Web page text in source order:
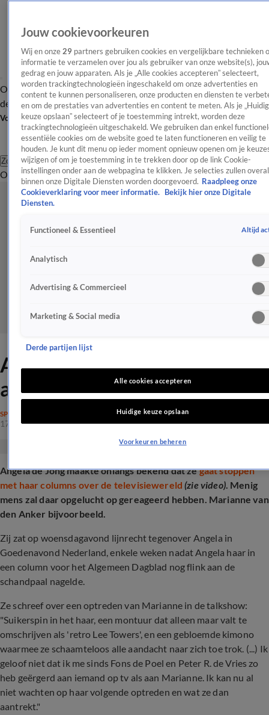
OverzichtAfleveringen Entertainment TV Algemeen
Tip
de redactieNieuwsbrief
Volg Shownieuws
Zoeken
OverzichtEntertainmentSpraakmakendRealityCrimeVideo's
Angela de Jong live op tv
aangevallen na harde column
SPRAAKMAKEND
17 juli 2025, 18:50
Angela de Jong maakte onlangs bekend dat zegaat stoppen
met haar columns over de televisiewereld (zie video). Menig
mens zal daar opgelucht op gereageerd hebben. Marianne van
den Anker bijvoorbeeld.
Zij zat op woensdagavond lijnrecht tegenover Angela in
Goedenavond Nederland, enkele weken nadat Angela haar in
een column voor het Algemeen Dagblad nog flink aan de
schandpaal nagelde.
Ze schreef over een optreden van Marianne in de talkshow:
"Suikerspin in het haar, een montuur dat alleen maar valt te
omschrijven als 'retro Lee Towers', en een gebloemde kimono
waarmee ze schaamteloos alle aandacht naar zich toe trok. (...) Ik
geloof niet dat ik me sinds Fons de Poel en Peter R. de Vries zo
heb geërgerd aan iemand op tv als aan Marianne. Ik kan nu al
niet wachten op haar volgende optreden en wat ze dan
aantrekt."
Jouw cookievoorkeuren
Wij en onze 29 partners gebruiken cookies en vergelijkbare technieken
informatie te verzamelen over jou als gebruiker van onze website(s),
gedrag en jouw apparaten. Als je „Alle cookies accepteren” selecteert,
worden trackingtechnologieën ingeschakeld om onze advertenties en
content te kunnen personaliseren, onze producten en diensten te
en om de prestaties van advertenties en content te meten. Als je
keuze opslaan” selecteert of je toestemming intrekt, worden deze
trackingtechnologieën uitgeschakeld. We gebruiken dan enkel
essentiële cookies om de website goed te laten functioneren en veilig te
houden. Je kunt dit menu op ieder moment opnieuw openen om je
wijzigen of om je toestemming in te trekken door op de link Cookie-
instellingen onder aan de webpagina te klikken. Je selecties zullen overal
binnen onze Digitale Diensten worden doorgevoerd. Raadpleeg onze
Cookieverklaring voor meer informatie.
Bekijk hier onze Digitale
Diensten.
Functioneel & Essentieel Altijd
Analytisch
Advertising & Commercieel
Marketing & Social media
Derde partijen lijst
Alle cookies accepteren
Huidige keuze opslaan
Voorkeuren beheren